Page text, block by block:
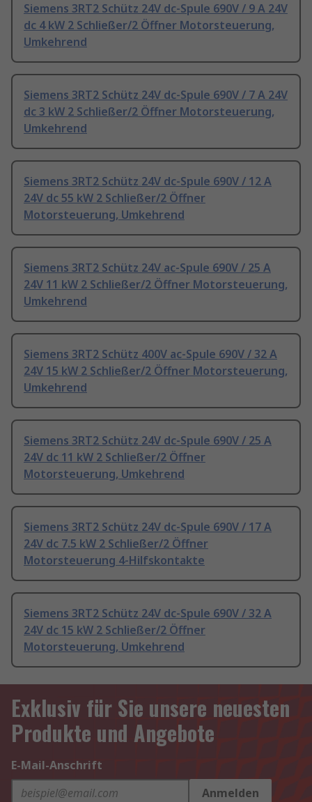
Siemens 3RT2 Schütz 24V dc-Spule 690V / 9 A 24V
dc 4 kW 2 Schließer/2 Öffner Motorsteuerung,
Umkehrend
Siemens 3RT2 Schütz 24V dc-Spule 690V / 7 A 24V
dc 3 kW 2 Schließer/2 Öffner Motorsteuerung,
Umkehrend
Siemens 3RT2 Schütz 24V dc-Spule 690V / 12 A
24V dc 55 kW 2 Schließer/2 Öffner
Motorsteuerung, Umkehrend
Siemens 3RT2 Schütz 24V ac-Spule 690V / 25 A
24V 11 kW 2 Schließer/2 Öffner Motorsteuerung,
Umkehrend
Siemens 3RT2 Schütz 400V ac-Spule 690V / 32 A
24V 15 kW 2 Schließer/2 Öffner Motorsteuerung,
Umkehrend
Siemens 3RT2 Schütz 24V dc-Spule 690V / 25 A
24V dc 11 kW 2 Schließer/2 Öffner
Motorsteuerung, Umkehrend
Siemens 3RT2 Schütz 24V dc-Spule 690V / 17 A
24V dc 7.5 kW 2 Schließer/2 Öffner
Motorsteuerung 4-Hilfskontakte
Siemens 3RT2 Schütz 24V dc-Spule 690V / 32 A
24V dc 15 kW 2 Schließer/2 Öffner
Motorsteuerung, Umkehrend
Exklusiv für Sie unsere neuesten
Produkte und Angebote
E-Mail-Anschrift
Anmelden